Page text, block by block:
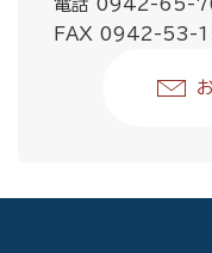
電話 0942-65-
FAX 0942-53-